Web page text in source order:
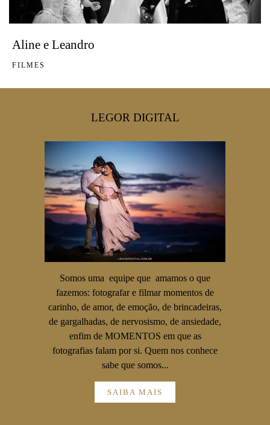
Aline e Leandro
FILMES
LEGOR DIGITAL
Somos uma equipe que amamos o que
fazemos: fotografar e filmar momentos de
carinho, de amor, de emoção, de brincadeiras,
de gargalhadas, de nervosismo, de ansiedade,
enfim de MOMENTOS em que as
fotografias falam por si. Quem nos conhece
sabe que somos...
SAIBA MAIS